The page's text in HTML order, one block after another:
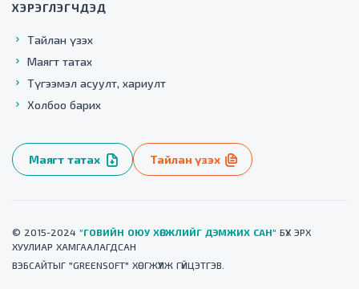
ХЭРЭГЛЭГЧДЭД
Тайлан үзэх
Маягт татах
Түгээмэл асуулт, хариулт
Холбоо барих
Маягт татах Тайлан үзэх
© 2015-2024 "ГОВИЙН ОЮУ ХӨГЖЛИЙГ ДЭМЖИХ САН" БҮХ ЭРХ
ХУУЛИАР ХАМГААЛАГДСАН
ВЭБСАЙТЫГ "GREENSOFT" ХӨГЖҮҮЛЖ ГҮЙЦЭТГЭВ.